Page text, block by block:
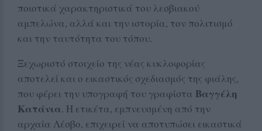
ποιοτικά χαρακτηριστικά του λεσβιακού
αμπελώνα, αλλά και την ιστορία, τον πολιτισμό
και την ταυτότητα του τόπου.
Ξεχωριστό στοιχείο της νέας κυκλοφορίας
αποτελεί και ο εικαστικός σχεδιασμός της φιάλης,
που φέρει την υπογραφή του γραφίστα Βαγγέλη
Κατάνια. Η ετικέτα, εμπνευσμένη από την
αρχαία Λέσβο, επιχειρεί να αποτυπώσει εικαστικά